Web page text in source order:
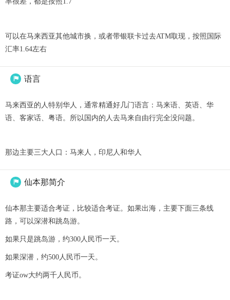
可以在马来西亚其他城市换，或者带银联卡过去ATM取现，按照国际
汇率1.64左右
 语言
马来西亚的人特别华人，通常精通好几门语言：马来语、英语、华
语、客家话、粤语。所以国内的人去马来自由行完全没问题。
那边主要三大人口：马来人，印尼人和华人
 仙本那简介
仙本那主要适合考证，比较适合考证。如果出海，主要下面三条线
路，可以深潜和跳岛游。
如果只是跳岛游，约300人民币一天。
如果深潜，约500人民币一天。
考证ow大约两千人民币。